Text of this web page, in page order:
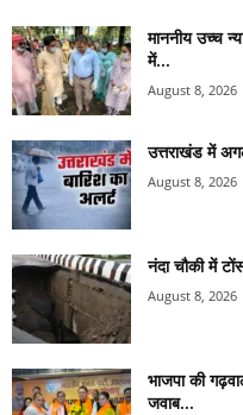
माननीय उच्च
में...
August 8, 2026
उत्तराखंड में
August 8, 2026
नंदा चौकी में
August 8, 2026
भाजपा की
जवाब...